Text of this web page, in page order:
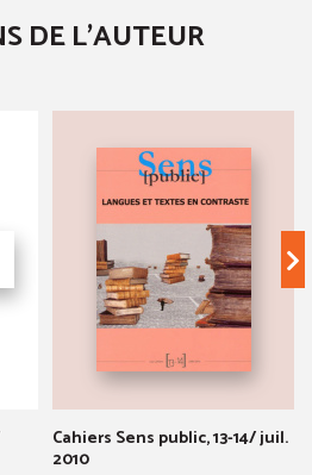
DE L'AUTEUR
Cahiers Sens public, 13-14/ juil.
2010